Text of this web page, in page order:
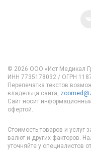
© 2026 ООО «Ист Медикал
ИНН 7735178032 / ОГРН
Перепечатка текстов
владельца сайта,
Сайт носит
офертой.
Стоимость товаров и услуг
валют и других факторов.
уточняйте у специалистов